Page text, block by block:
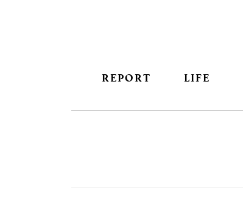
REPORT LIFE